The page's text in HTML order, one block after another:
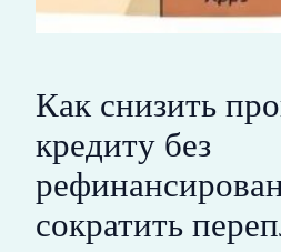
Как снизить
кредиту без
сократить